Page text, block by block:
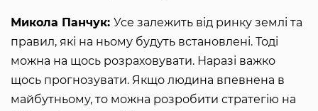
Микола Панчук: Усе залежить від ринку землі та
правил, які на ньому будуть встановлені. Тоді
можна на щось розраховувати. Наразі важко
щось прогнозувати. Якщо людина впевнена в
майбутньому, то можна розробити стратегію на